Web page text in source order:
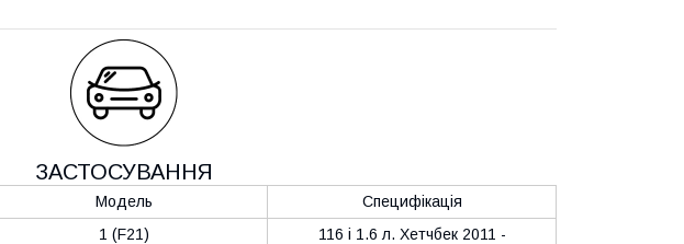
ЗАСТОСУВАННЯ
Модель
Специфікація
1 (F21)
116 i 1.6 л. Хетчбек 2011 -